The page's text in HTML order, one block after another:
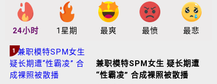
24小时 1星期 最爽 最愤 最悲
1
兼职模特SPM女生 疑长期遭
“性霸凌” 合成裸照被散播